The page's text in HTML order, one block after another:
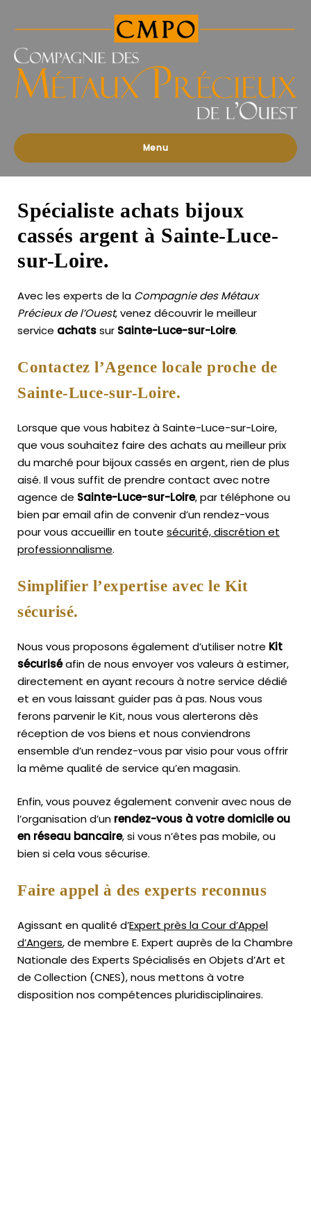
des
Précieux
l'Ouest
Menu
Spécialiste achats bijoux
cassés argent à Sainte-Luce-
sur-Loire.
Avec les experts de la Compagnie des Métaux
Précieux de l’Ouest, venez découvrir le meilleur
service achatssur Sainte-Luce-sur-Loire.
Contactez l’Agence locale proche de
Sainte-Luce-sur-Loire.
Lorsque que vous habitez à Sainte-Luce-sur-Loire,
que vous souhaitez faire des achats au meilleur prix
du marché pour bijoux cassés en argent, rien de plus
aisé. Il vous suffit de prendre contact avec notre
agence de Sainte-Luce-sur-Loire, par téléphone ou
bien par email afin de convenir d’un rendez-vous
pour vous accueillir en toute sécurité, discrétion et
professionnalisme.
Simplifier l’expertise avec le Kit
sécurisé.
Nous vous proposons également d’utiliser notre Kit
sécuriséafin de nous envoyer vos valeurs à estimer,
directement en ayant recours à notre service dédié
et en vous laissant guider pas à pas. Nous vous
ferons parvenir le Kit, nous vous alerterons dès
réception de vos biens et nous conviendrons
ensemble d’un rendez-vous par visio pour vous offrir
la même qualité de service qu’en magasin.
Enfin, vous pouvez également convenir avec nous de
l’organisation d’un rendez-vous à votre domicile ou
en réseau bancaire, si vous n’êtes pas mobile, ou
bien si cela vous sécurise.
Faire appel à des experts reconnus
Agissant en qualité d’Expert près la Cour d’Appel
d’Angers, de membre E. Expert auprès de laChambre
Nationale des Experts Spécialisés en Objets d’Art et
de Collection (CNES),nous mettons à votre
disposition nos compétences pluridisciplinaires.